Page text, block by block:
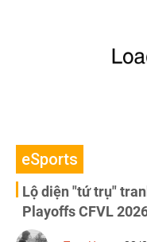
eSports
Lộ diện "tứ trụ"
Playoffs CFVL